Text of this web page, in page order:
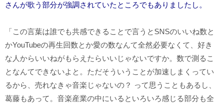
さんが歌う部分が強調されていたところでもありましたし。
「この言葉は誰でも共感できることで言うと SNSのいいね数と
かYouTubeの再生回数とか愛の数なんて全然必要なくて、好き
な人からいいねがもらえたらいいじゃないですか。数で測るこ
となんてできないよと。ただそういうことが加速しまくってい
るから、売れなきゃ音楽じゃないの？ って思うこともあるし、
葛藤もあって。音楽産業の中にいるといろいろ感じる部分も全